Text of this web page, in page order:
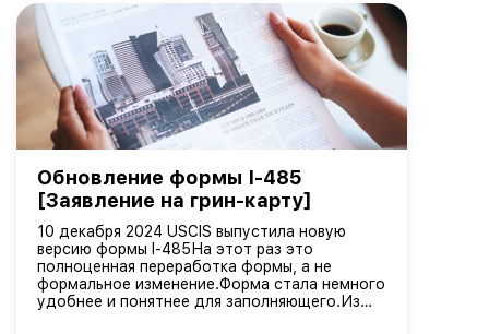
Обновление формы I-485
[Заявление на грин-карту]
10 декабря 2024 USCIS выпустила новую
версию формы I-485На этот раз это
полноценная переработка формы, а не
формальное изменение.Форма стала немного
удобнее и понятнее для заполняющего.Из